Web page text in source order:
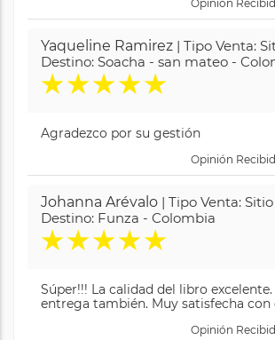
Opinión
Yaqueline Ramirez | Tipo Venta:
Destino: Soacha - san mateo -
★★★★★
Agradezco por su gestión
Opinión
Johanna Arévalo | Tipo Venta:
Destino: Funza - Colombia
★★★★★
Súper!!! La calidad del libro
entrega también. Muy satisfecha con
Opinión